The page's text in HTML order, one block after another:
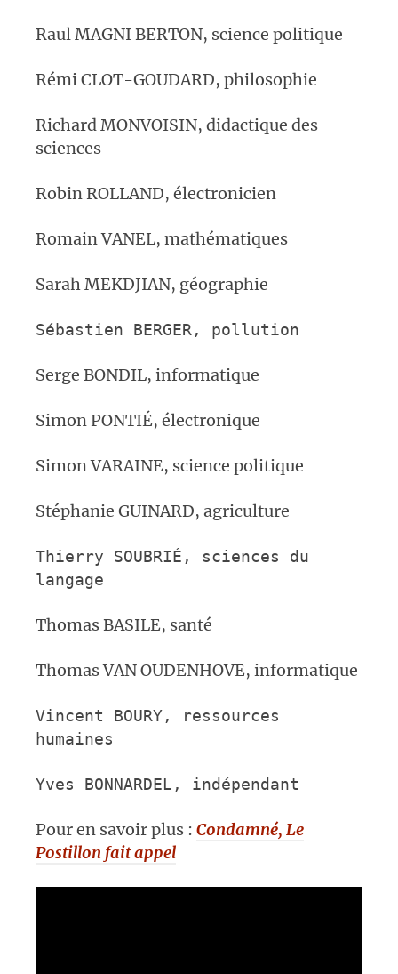
Raul MAGNI BERTON, science politique
Rémi CLOT-GOUDARD, philosophie
Richard MONVOISIN, didactique des
sciences
Robin ROLLAND, électronicien
Romain VANEL, mathématiques
Sarah MEKDJIAN, géographie
Sébastien BERGER, pollution
Serge BONDIL, informatique
Simon PONTIÉ, électronique
Simon VARAINE, science politique
Stéphanie GUINARD, agriculture
Thierry SOUBRIÉ , sciences du
langage
Thomas BASILE, santé
Thomas VAN OUDENHOVE, informatique
Vincent BOURY,
ressources
humaines
Yves BONNARDEL, indépendant
Pour en savoir plus : Condamné, Le
Postillon fait appel